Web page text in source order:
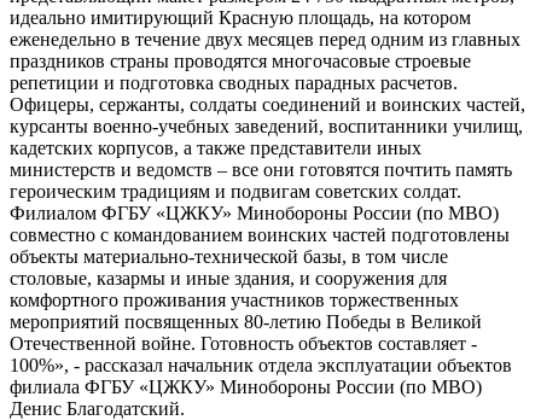
идеально имитирующий Красную площадь, на котором
еженедельно в течение двух месяцев перед одним из главных
праздников страны проводятся многочасовые строевые
репетиции и подготовка сводных парадных расчетов.
Офицеры, сержанты, солдаты соединений и воинских частей,
курсанты военно-учебных заведений, воспитанники училищ,
кадетских корпусов, а также представители иных
министерств и ведомств – все они готовятся почтить память
героическим традициям и подвигам советских солдат.
Филиалом ФГБУ «ЦЖКУ» Минобороны России (по МВО)
совместно с командованием воинских частей подготовлены
объекты материально-технической базы, в том числе
столовые, казармы и иные здания, и сооружения для
комфортного проживания участников торжественных
мероприятий посвященных 80-летию Победы в Великой
Отечественной войне. Готовность объектов составляет -
100%», - рассказал начальник отдела эксплуатации объектов
филиала ФГБУ «ЦЖКУ» Минобороны России (по МВО)
Денис Благодатский.